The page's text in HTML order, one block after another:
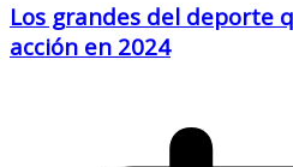
Los grandes del deporte
acción en 2024